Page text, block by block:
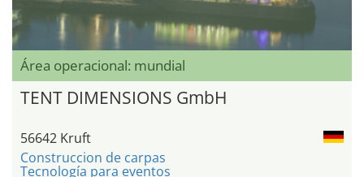
Área operacional: mundial
TENT DIMENSIONS GmbH
56642 Kruft
Construccion de carpas
Tecnología para eventos